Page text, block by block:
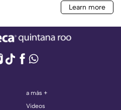
a más +
Videos